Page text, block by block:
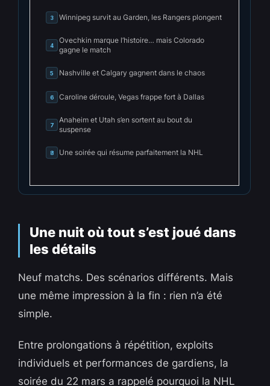
3 Winnipeg survit au Garden, les Rangers plongent
4
Ovechkin marque l’histoire… mais Colorado
gagne le match
5 Nashville et Calgary gagnent dans le chaos
6 Caroline déroule, Vegas frappe fort à Dallas
7
Anaheim et Utah s’en sortent au bout du
suspense
8 Une soirée qui résume parfaitement la NHL
Une nuit où tout s’est joué dans
les détails
Neuf matchs. Des scénarios différents. Mais
une même impression à la fin : rien n’a été
simple.
Entre prolongations à répétition, exploits
individuels et performances de gardiens, la
soirée du 22 mars a rappelé pourquoi la NHL